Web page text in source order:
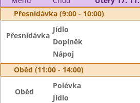
Přesnídávka (9:00 - 10:00)
Přesnídávka
Jídlo
Doplněk
Nápoj
Oběd (11:00 - 14:00)
Oběd
Polévka
Jídlo